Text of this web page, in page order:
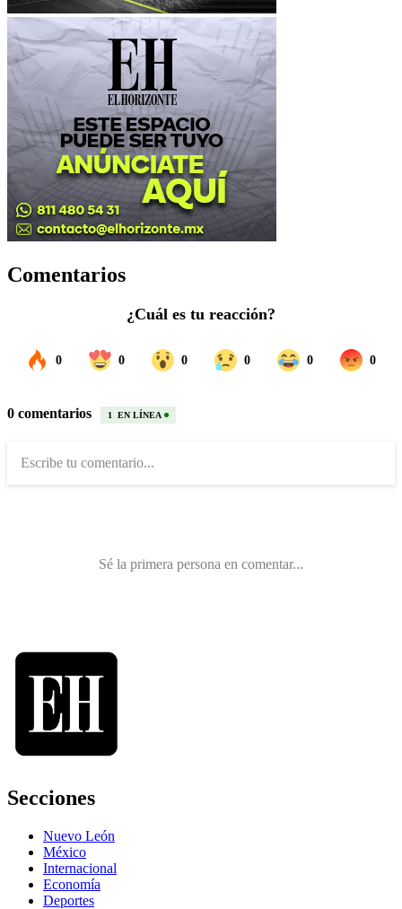
Comentarios
Secciones
Nuevo León
México
Internacional
Economía
Deportes